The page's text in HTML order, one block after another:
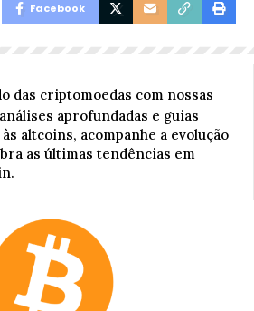
Facebook
das criptomoedas com nossas
aprofundadas e guias
altcoins, acompanhe a evolução
as últimas tendências em